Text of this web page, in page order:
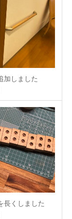
加しました
長くしました